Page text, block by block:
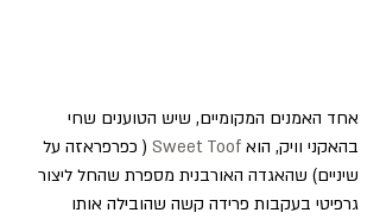
אחד האמנים המקומיים, שיש הטוענים שחי
בהאקני וויק, הוא
( כפרפראזה על
שיניים) שהאגדה האורבנית מספרת שהחל ליצור
גרפיטי בעקבות פרידה קשה שהובילה אותו